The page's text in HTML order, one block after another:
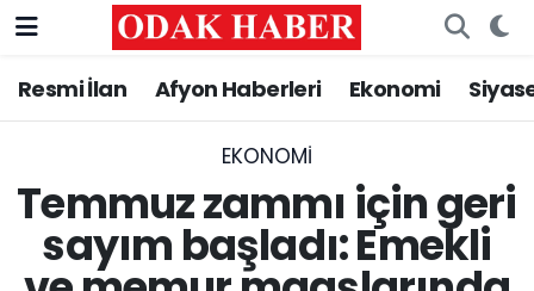
Resmi İlan Afyon Haberleri Ekonomi
EKONOMI
Temmuz zammı için geri
sayım başladı: Emekli
AFYONKARAHİSAR HABERLERİ
ASAYİŞ
GÜNCEL
Nöbetçi Eczaneler
Trafik Durumu
Süper Lig Puan Durumu ve Fikstür